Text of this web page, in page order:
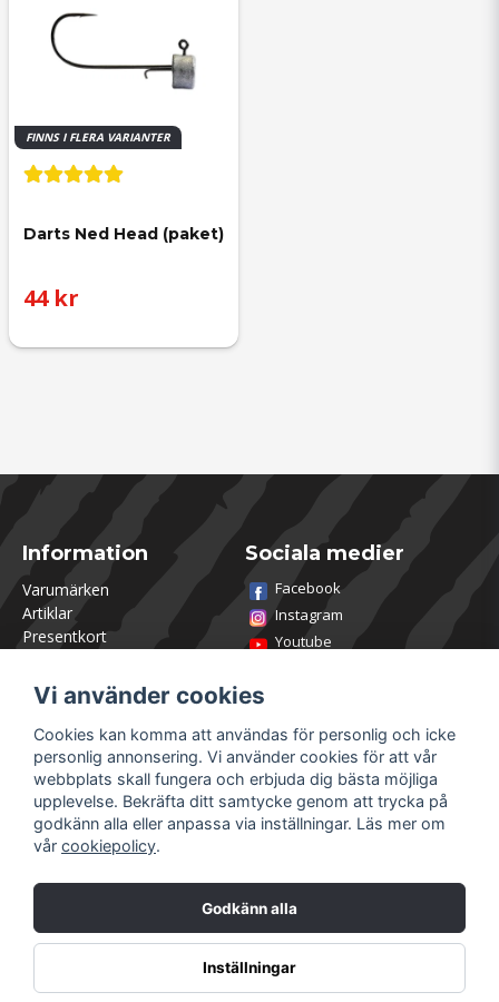
FINNS I FLERA VARIANTER
Darts Ned Head (paket)
44 kr
Information
Varumärken
Artiklar
Presentkort
Om Utklasad
Team Utklasad
Recensera och vinn
Öppettider Lagershop
Jobba hos oss
Returer
Villkor & Policy
Sociala medier
Facebook
Instagram
Youtube
Registrera dig
Glömt lösenord?
Vi använder cookies
Cookies kan komma att användas för personlig och icke
personlig annonsering. Vi använder cookies för att vår
webbplats skall fungera och erbjuda dig bästa möjliga
upplevelse. Bekräfta ditt samtycke genom att trycka på
godkänn alla eller anpassa via inställningar. Läs mer om
vår cookiepolicy.
Godkänn alla
Inställningar